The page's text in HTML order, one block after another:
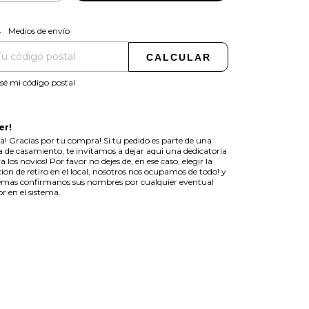
para el CP:
Medios de envío
CALCULAR
mi código postal
Gracias por tu compra! Si tu pedido es parte de una
de casamiento, te invitamos a dejar aqui una dedicatoria
los novios! Por favor no dejes de, en ese caso, elegir la
de retiro en el local, nosotros nos ocupamos de todo! y
confirmanos sus nombres por cualquier eventual
en el sistema.